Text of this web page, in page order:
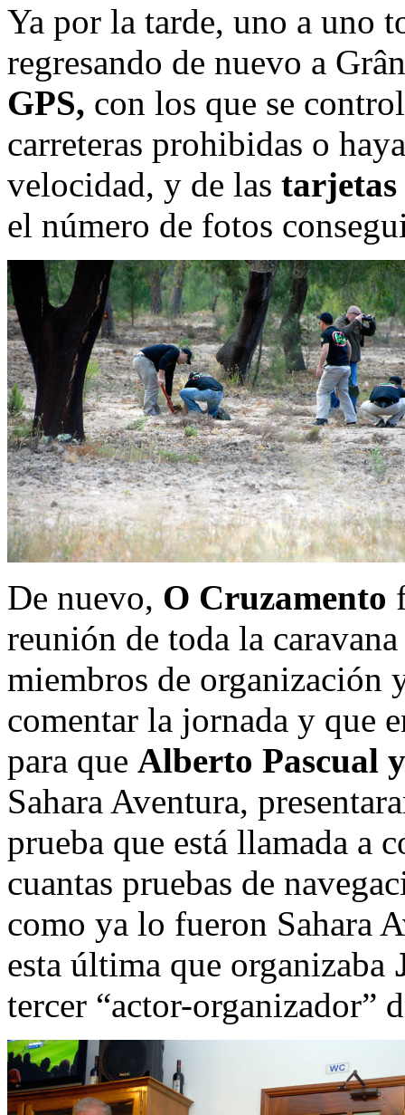
Ya por la tarde, uno a uno
regresando de nuevo a
GPS, con los que se
carreteras prohibidas o
velocidad, y de las tarjetas
el número de fotos
De nuevo, O Cruzamento
reunión de toda la
miembros de organización
comentar la jornada y que
para que Alberto Pascual
Sahara Aventura,
prueba que está llamada a
cuantas pruebas de
como ya lo fueron Sahara
esta última que organizaba
tercer “actor-organizador”